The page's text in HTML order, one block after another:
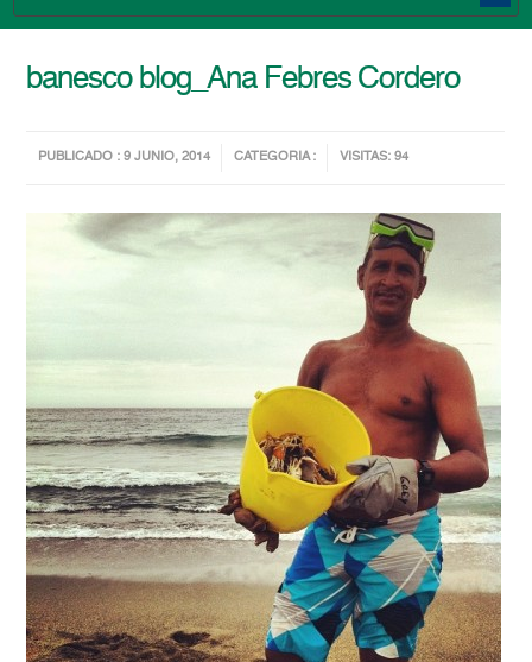
banesco blog_Ana Febres Cordero
PUBLICADO : 9 JUNIO, 2014 CATEGORIA : VISITAS: 94